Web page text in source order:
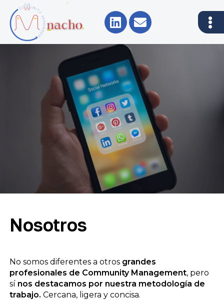
Nosotros
No somos diferentes a otros grandes
profesionales de Community Management, pero
sí nos destacamos por nuestra metodología de
trabajo. Cercana, ligera y concisa.